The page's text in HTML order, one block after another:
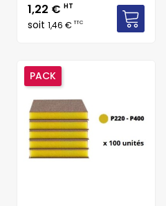
Prix
1,22 € HT
soit 1,46 €TTC
PACK